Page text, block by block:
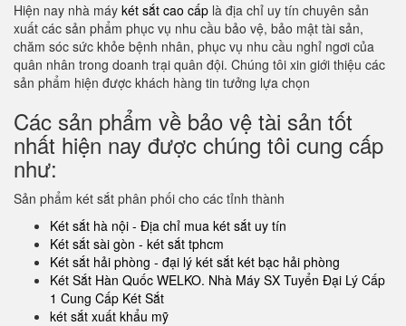
Hiện nay nhà máy két sắt cao cấp là địa chỉ uy tín chuyên sản
xuất các sản phẩm phục vụ nhu cầu bảo vệ, bảo mật tài sản,
chăm sóc sức khỏe bệnh nhân, phục vụ nhu cầu nghỉ ngơi của
quân nhân trong doanh trại quân đội. Chúng tôi xin giới thiệu các
sản phẩm hiện được khách hàng tin tưởng lựa chọn
Các sản phẩm về bảo vệ tài sản tốt
nhất hiện nay được chúng tôi cung cấp
như:
Sản phẩm két sắt phân phối cho các tỉnh thành
Két sắt hà nội - Địa chỉ mua két sắt uy tín
Két sắt sài gòn - két sắt tphcm
Két sắt hải phòng - đại lý két sắt két bạc hải phòng
Két Sắt Hàn Quốc WELKO. Nhà Máy SX Tuyển Đại Lý Cấp
1 Cung Cấp Két Sắt
két sắt xuất khẩu mỹ